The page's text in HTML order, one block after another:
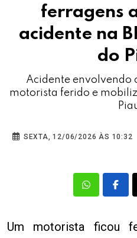
ferragens
acidente na
do
Acidente envolvendo
motorista ferido e
SEXTA, 12/06/2026 ÀS 10:32
Um motorista ficou